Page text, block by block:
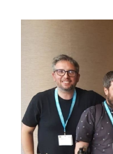
Metodología
Conflictos